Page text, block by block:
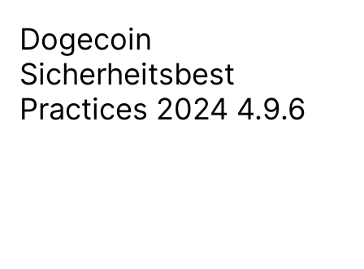
Dogecoin
Sicherheitsbest
Practices 2024 4.9.6